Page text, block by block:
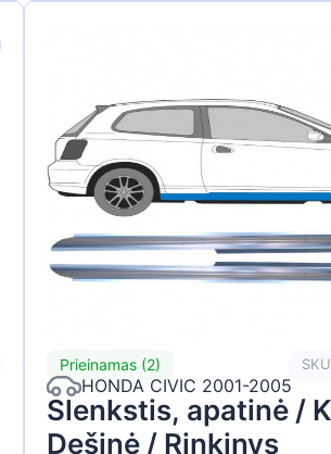
Prieinamas (2)
HONDA CIVIC 2001-2005
Slenkstis, apatinė /
Dešinė / Rinkinys